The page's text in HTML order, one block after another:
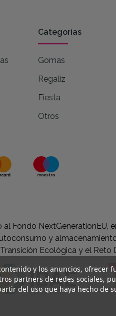
Categorías
Gomas
Regaliz
Fiesta
Otros
Fondo
y
Ecológica y el
y los anuncios, ofrecer
partners de redes sociales,
del uso que haya hecho de